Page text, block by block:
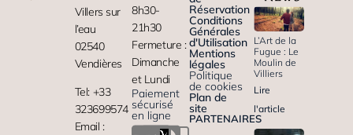
Villers sur
l’eau
02540
Vendières
Tel: +33
323699574
Email :
8h30-
21h30
Fermeture :
Dimanche
et Lundi
Paiement
sécurisé
en ligne
Réservation
Conditions
Générales
d'Utilisation
Mentions
légales
Politique
de cookies
Plan de
site
PARTENAIRES
L’Art de la
Fugue : Le
Moulin de
Villiers
Lire
l'article